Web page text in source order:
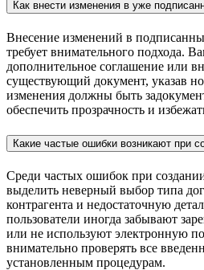
Как внести изменения в уже
Внесение изменений в
требует внимательного подхода.
дополнительное соглашение или
существующий документ, указав
изменения должны быть
обеспечить прозрачность и
Какие частые ошибки возникают при
Среди частых ошибок при
выделить неверный выбор типа
контрагента и недостаточную
пользователи иногда забывают
или не используют электронную
внимательно проверять все
установленным процедурам.